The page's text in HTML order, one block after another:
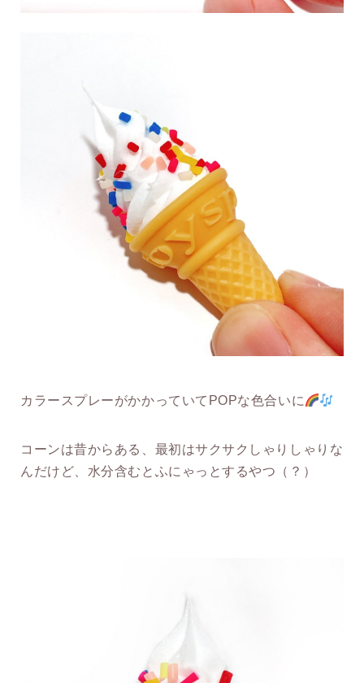
カラースプレーがかかっていてPOPな色合いに
コーンは昔からある、最初はサクサクしゃりしゃりな
んだけど、水分含むとふにゃっとするやつ（？）